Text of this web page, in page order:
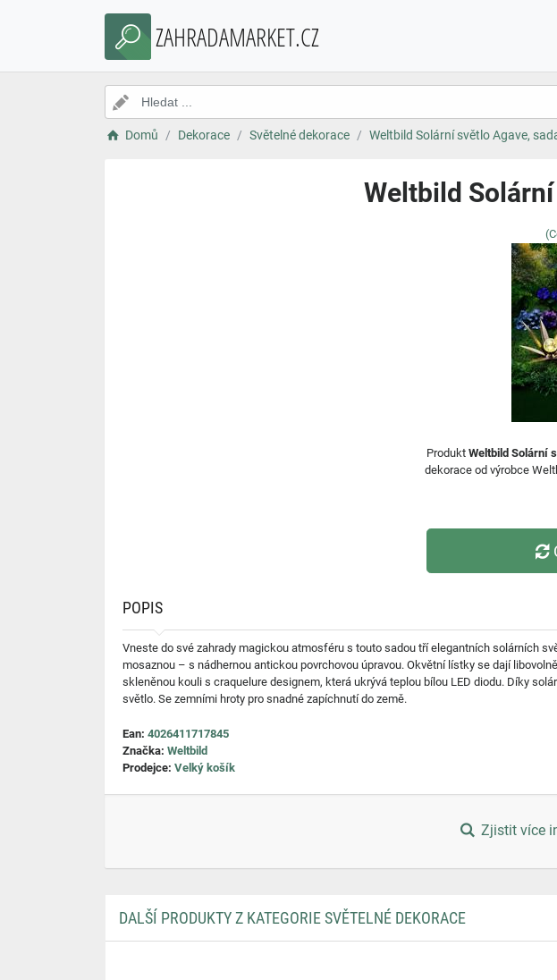
ZAHRADAMARKET.CZ
Domů Dekorace Světelné dekorace Weltbild Solární světlo Agave,
Weltbild
Produkt Weltbild Solární
dekorace od výrobce
POPIS
Vneste do své zahrady magickou atmosféru s touto sadou tří elegantních solárních
mosaznou – s nádhernou antickou povrchovou úpravou. Okvětní lístky se dají
skleněnou kouli s craquelure designem, která ukrývá teplou bílou LED diodu. Díky
světlo. Se zemními hroty pro snadné zapíchnutí do země.
Ean: 4026411717845
Značka: Weltbild
Prodejce: Velký košík
Zjistit více
DALŠÍ PRODUKTY Z KATEGORIE SVĚTELNÉ DEKORACE